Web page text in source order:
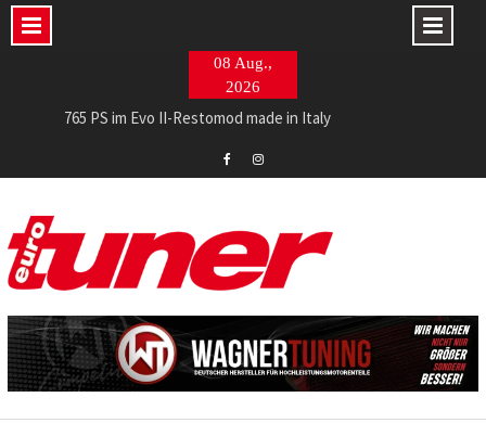
08 Aug.,
2026
765 PS im Evo II-Restomod made in Italy
ECE-Soundtrack von NAP für den RAM